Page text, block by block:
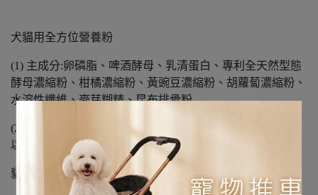
犬貓用全方位營養粉
(1) 主成分:卵磷脂、啤酒酵母、乳清蛋白、專利全天然型態
酵母濃縮粉、柑橘濃縮粉、黃豌豆濃縮粉、胡蘿蔔濃縮粉、
水溶性纖維、麥芽糊精、昆布排骨粉
(2)食用方式:犬:5KG以下每日1匙、5-20KG每日2匙、20KG
以上每日3匙
貓:7個月-2歲每日0.5匙、2-6歲每日1匙、6歲以上每日1.5匙